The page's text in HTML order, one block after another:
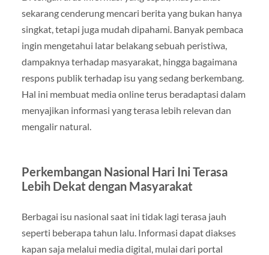
sekarang cenderung mencari berita yang bukan hanya
singkat, tetapi juga mudah dipahami. Banyak pembaca
ingin mengetahui latar belakang sebuah peristiwa,
dampaknya terhadap masyarakat, hingga bagaimana
respons publik terhadap isu yang sedang berkembang.
Hal ini membuat media online terus beradaptasi dalam
menyajikan informasi yang terasa lebih relevan dan
mengalir natural.
Perkembangan Nasional Hari Ini Terasa
Lebih Dekat dengan Masyarakat
Berbagai isu nasional saat ini tidak lagi terasa jauh
seperti beberapa tahun lalu. Informasi dapat diakses
kapan saja melalui media digital, mulai dari portal